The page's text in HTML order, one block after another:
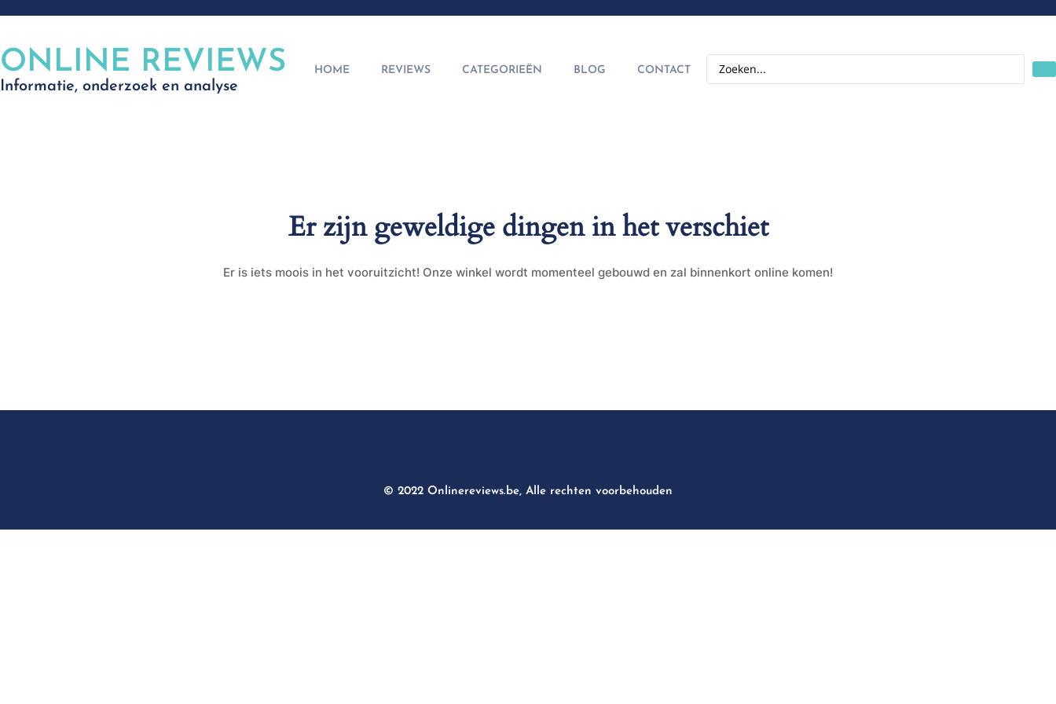
ONLINE REVIEWS
Informatie, onderzoek en analyse
HOME REVIEWS CATEGORIEËN BLOG CONTACT
Er zijn geweldige dingen in het verschiet
Er is iets moois in het vooruitzicht! Onze winkel wordt momenteel gebouwd en zal binnenkort online komen!
© 2022 Onlinereviews.be, Alle rechten voorbehouden